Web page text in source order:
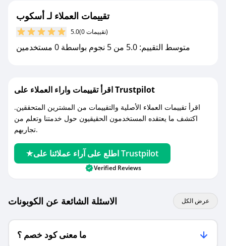
مع صحصح، تسوق بذكاء ووفّر على كل مشترياتك مع
تقييمات العملاء لـ أسكوب
5.0 (0 تقييمات)
متوسط التقييم: 5.0 من 5 نجوم بواسطة 0 مستخدمين
اقرأ تقييمات واراء العملاء على Trustpilot
اقرأ تقييمات العملاء الأصلية والتقييمات من المشترين المتحققين.
اكتشف ما يعتقده المستخدمون الحقيقيون حول خدمتنا وتعلم من
تجاربهم.
اطلع على آراء عملائنا على Trustpilot
Verified Reviews
الاسئلة الشائعة عن الكوبونات عرض الكل
ما معنى كود خصم ؟